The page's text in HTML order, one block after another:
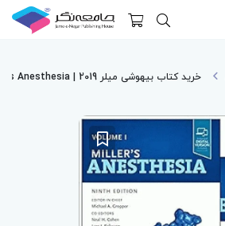
خرید کتاب بیهوشی میلر 2019 | Miller's Anesthesia